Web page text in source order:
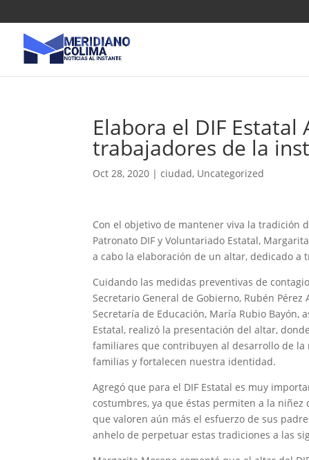
Elabora el DIF
trabajadores de la
Oct 28, 2020 |ciudad, Uncategorized
Con el objetivo de mantener viva la tradición
Patronato DIF y Voluntariado Estatal,
a cabo la elaboración de un altar, dedicado
Cuidando las medidas preventivas de
Secretario General de Gobierno, Rubén
Secretaría de Educación, María Rubio
Estatal, realizó la presentación del altar,
familiares que contribuyen al desarrollo de
familias y fortalecen nuestra identidad.
Agregó que para el DIF Estatal es muy
costumbres, ya que éstas permiten a la
que valoren aún más el esfuerzo de sus
anhelo de perpetuar estas tradiciones a las